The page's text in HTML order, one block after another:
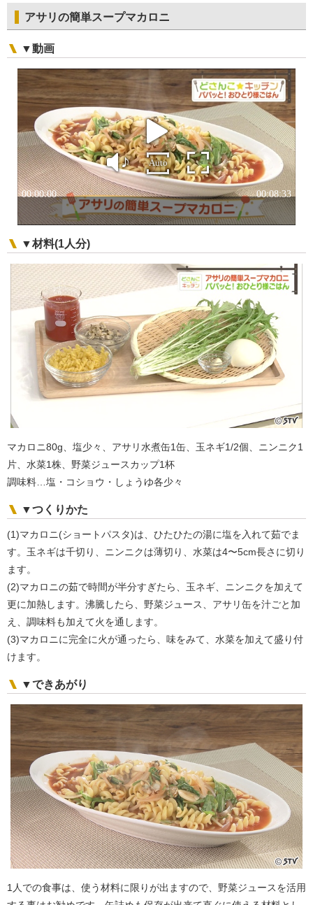
アサリの簡単スープマカロニ
▼動画
▼材料(1人分)
マカロニ80g、塩少々、アサリ水煮缶1缶、玉ネギ1/2個、ニンニク1
片、水菜1株、野菜ジュースカップ1杯
調味料…塩・コショウ・しょうゆ各少々
▼つくりかた
(1)マカロニ(ショートパスタ)は、ひたひたの湯に塩を入れて茹でま
す。玉ネギは千切り、ニンニクは薄切り、水菜は4〜5cm長さに切り
ます。
(2)マカロニの茹で時間が半分すぎたら、玉ネギ、ニンニクを加えて
更に加熱します。沸騰したら、野菜ジュース、アサリ缶を汁ごと加
え、調味料も加えて火を通します。
(3)マカロニに完全に火が通ったら、味をみて、水菜を加えて盛り付
けます。
▼できあがり
1人での食事は、使う材料に限りが出ますので、野菜ジュースを活用